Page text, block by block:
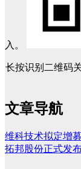
入。
长按识别二维码
文章导航
维科技术拟定增
拓邦股份正式发